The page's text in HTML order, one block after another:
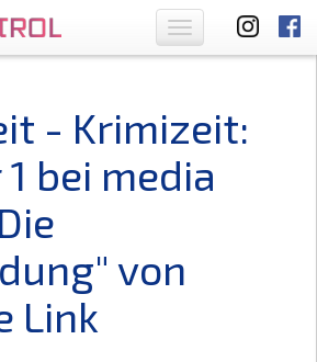
Toggle
navigation
- Krimizeit:
bei media
von
Link